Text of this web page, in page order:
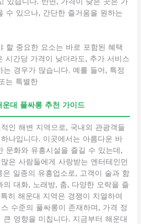
수 있으나, 간단한 즐거움을 원하는
할 중요한 요소는 바로 포함된 혜택
시간당 가격이 낮더라도, 추가 서비스
는 경우가 많습니다. 예를 들어, 특정
는 특별한
대 풀싸롱 추천 가이드
인 해변 지역으로, 국내외 관광객들
나입니다. 이곳에서는 아름다운 바
문화와 유흥시설을 즐길 수 있는데,
은 사람들에게 사랑받는 엔터테인먼
은 일종의 유흥업소로, 고객이 술과 함
의 대화, 노래방, 춤, 다양한 오락을 즐
히 해운대 지역은 경쟁이 치열하여
수준의 풀싸롱이 존재하며, 가격 정
큰 영향을 미칩니다. 지금부터 해운대